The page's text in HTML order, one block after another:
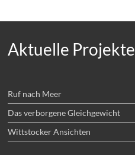
Aktuelle Projekte
Ruf nach Meer
Das verborgene Gleichgewicht
Wittstocker Ansichten